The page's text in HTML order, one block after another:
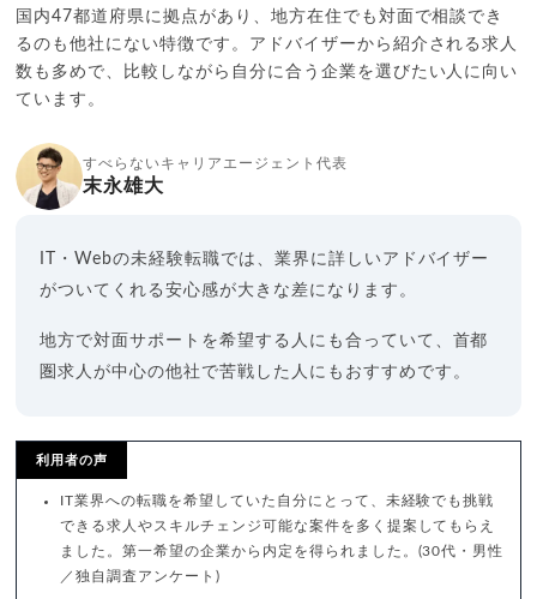
国内47都道府県に拠点があり、地方在住でも対面で相談でき
るのも他社にない特徴です。アドバイザーから紹介される求人
数も多めで、比較しながら自分に合う企業を選びたい人に向い
ています。
すべらないキャリアエージェント代表
末永雄大
IT・Webの未経験転職では、業界に詳しいアドバイザー
がついてくれる安心感が大きな差になります。
地方で対面サポートを希望する人にも合っていて、首都
圏求人が中心の他社で苦戦した人にもおすすめです。
利用者の声
IT業界への転職を希望していた自分にとって、未経験でも挑戦
できる求人やスキルチェンジ可能な案件を多く提案してもらえ
ました。第一希望の企業から内定を得られました。(30代・男性
／独自調査アンケート)